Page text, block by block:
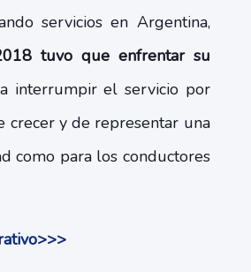
servicios en Argentina,
tuvo que enfrentar su
interrumpir el servicio por
crecer y de representar una
como para los conductores